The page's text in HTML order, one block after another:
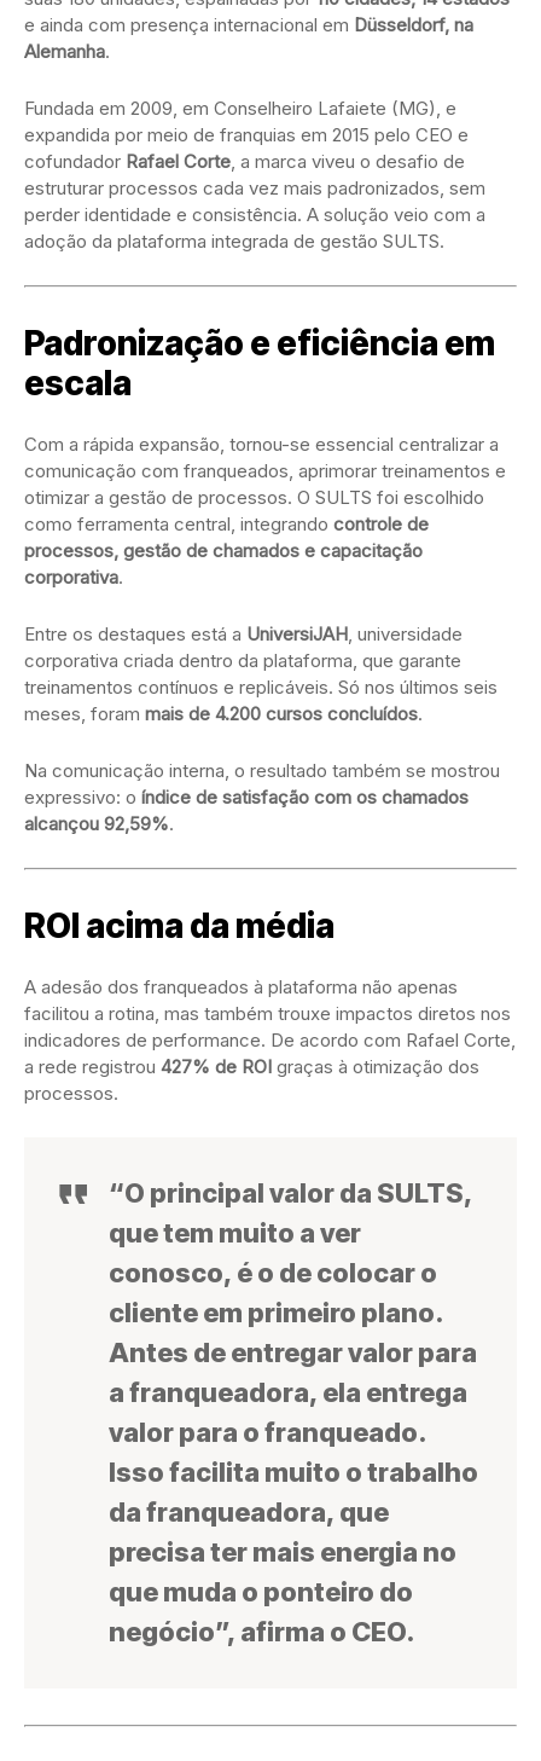
e ainda com presença internacional em Düsseldorf, na
Alemanha.
Fundada em 2009, em Conselheiro Lafaiete (MG), e
expandida por meio de franquias em 2015 pelo CEO e
cofundador Rafael Corte, a marca viveu o desafio de
estruturar processos cada vez mais padronizados, sem
perder identidade e consistência. A solução veio com a
adoção da plataforma integrada de gestão SULTS.
Padronização e eficiência em
escala
Com a rápida expansão, tornou-se essencial centralizar a
comunicação com franqueados, aprimorar treinamentos e
otimizar a gestão de processos. O SULTS foi escolhido
como ferramenta central, integrando controle de
processos, gestão de chamados e capacitação
corporativa.
Entre os destaques está a UniversiJAH, universidade
corporativa criada dentro da plataforma, que garante
treinamentos contínuos e replicáveis. Só nos últimos seis
meses, foram mais de 4.200 cursos concluídos.
Na comunicação interna, o resultado também se mostrou
expressivo: o índice de satisfação com os chamados
alcançou 92,59%.
ROI acima da média
A adesão dos franqueados à plataforma não apenas
facilitou a rotina, mas também trouxe impactos diretos nos
indicadores de performance. De acordo com Rafael Corte,
a rede registrou 427% de ROI graças à otimização dos
processos.
“O principal valor da SULTS,
que tem muito a ver
conosco, é o de colocar o
cliente em primeiro plano.
Antes de entregar valor para
a franqueadora, ela entrega
valor para o franqueado.
Isso facilita muito o trabalho
da franqueadora, que
precisa ter mais energia no
que muda o ponteiro do
negócio”, afirma o CEO.